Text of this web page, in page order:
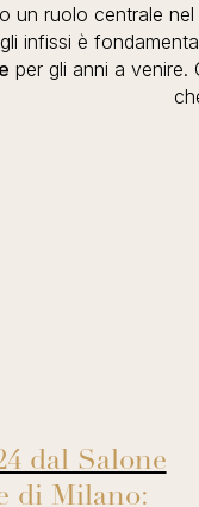
un ruolo centrale
infissi è
per gli anni a venire.
dal Salone
di Milano: